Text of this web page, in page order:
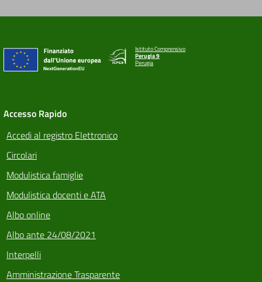
Istituto Comprensivo
Perugia 9
Perugia
Accesso Rapido
Accedi al registro Elettronico
Circolari
Modulistica famiglie
Modulistica docenti e ATA
Albo online
Albo ante 24/08/2021
Interpelli
Amministrazione Trasparente